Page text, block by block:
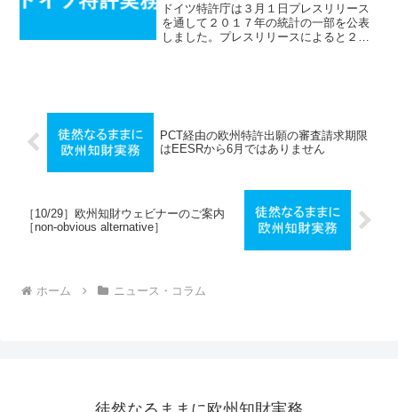
ドイツ特許庁は３月１日プレスリリース
を通して２０１７年の統計の一部を公表
しました。プレスリリースによると２０
PCT経由の欧州特許出願の審査請求期限
はEESRから6月ではありません
［10/29］欧州知財ウェビナーのご案内
［non-obvious alternative］
ホーム ニュース・コラム